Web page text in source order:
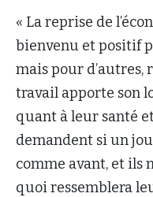
« La reprise de
bienvenu et positif
mais pour
travail apporte son
quant à leur santé
demandent si un
comme avant, et ils
quoi ressemblera